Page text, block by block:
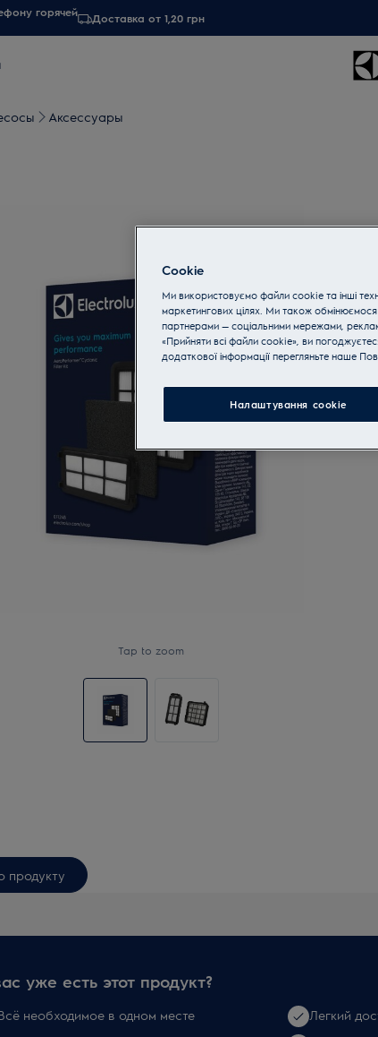
горячей
Доставка от 1,20 грн
Аксессуары
Tap to zoom
продукту
уже есть этот продукт?
необходимое в одном месте
Легкий
Cookie
Ми використовуємо файли cookie та інші
маркетингових цілях. Ми також
партнерами — соціальними мережами,
«Прийняти всі файли cookie», ви
додаткової інформації перегляньте наше
Налаштування cookie